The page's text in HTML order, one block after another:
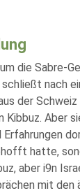
die Sabre-
schließt nach
der
Kibbuz. Aber
Erfahrungen
hatte,
aber i9n
mit den